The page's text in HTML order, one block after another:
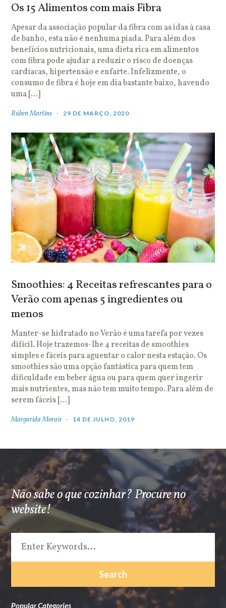
Os 15 Alimentos com mais Fibra
Apesar da associação popular da fibra com as idas à casa
de banho, esta não é nenhuma piada. Para além dos
benefícios nutricionais, uma dieta rica em alimentos
com fibra pode ajudar a reduzir o risco de doenças
cardíacas, hipertensão e enfarte. Infelizmente, o
consumo de fibra é hoje em dia bastante baixo, havendo
uma […]
Rúben Martins 29 DE MARÇO, 2020
Smoothies: 4 Receitas refrescantes para o
Verão com apenas 5 ingredientes ou
menos
Manter-se hidratado no Verão é uma tarefa por vezes
difícil. Hoje trazemos-lhe 4 receitas de smoothies
simples e fáceis para aguentar o calor nesta estação. Os
smoothies são uma opção fantástica para quem tem
dificuldade em beber água ou para quem quer ingerir
mais nutrientes, mas não tem muito tempo. Para além de
serem fáceis […]
Margarida Morais 14 DE JULHO, 2019
Não sabe o que cozinhar? Procure no
website!
Popular Categories